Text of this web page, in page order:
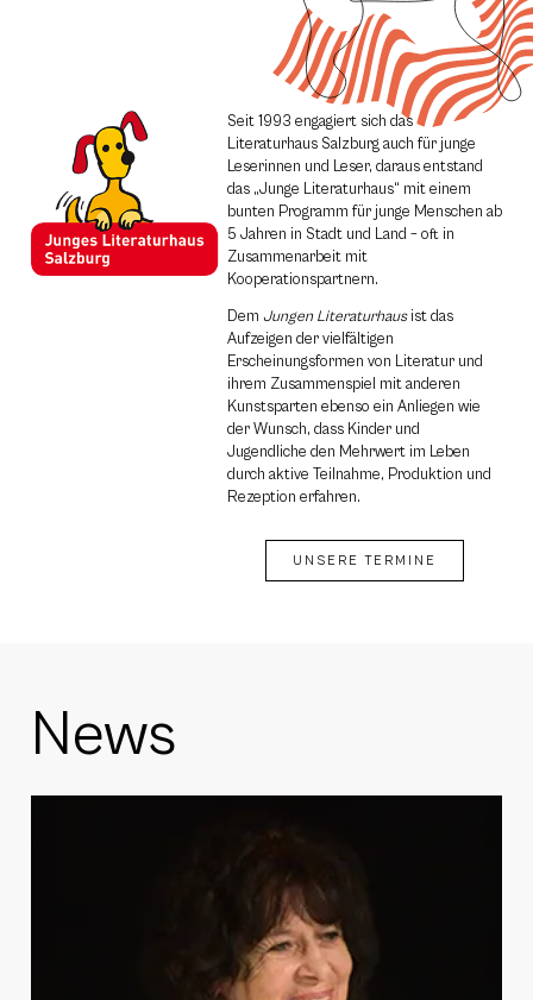
Seit 1993 engagiert sich das
Literaturhaus Salzburg auch für junge
Leserinnen und Leser, daraus entstand
das „Junge Literaturhaus“ mit einem
bunten Programm für junge Menschen ab
5 Jahren in Stadt und Land – oft in
Zusammenarbeit mit
Kooperationspartnern.
Dem Jungen Literaturhausist das
Aufzeigen der vielfältigen
Erscheinungsformen von Literatur und
ihrem Zusammenspiel mit anderen
Kunstsparten ebenso ein Anliegen wie
der Wunsch, dass Kinder und
Jugendliche den Mehrwert im Leben
durch aktive Teilnahme, Produktion und
Rezeption erfahren.
UNSERE TERMINE
News